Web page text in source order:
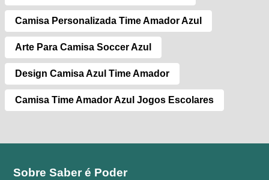
Camisa Personalizada Time Amador Azul
Arte Para Camisa Soccer Azul
Design Camisa Azul Time Amador
Camisa Time Amador Azul Jogos Escolares
Sobre Saber é Poder